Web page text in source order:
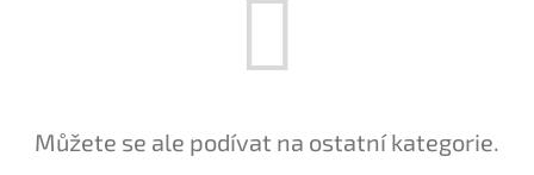
Můžete se ale podívat na ostatní kategorie.